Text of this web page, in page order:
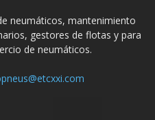
neumáticos, mantenimiento
gestores de flotas y para
de neumáticos.